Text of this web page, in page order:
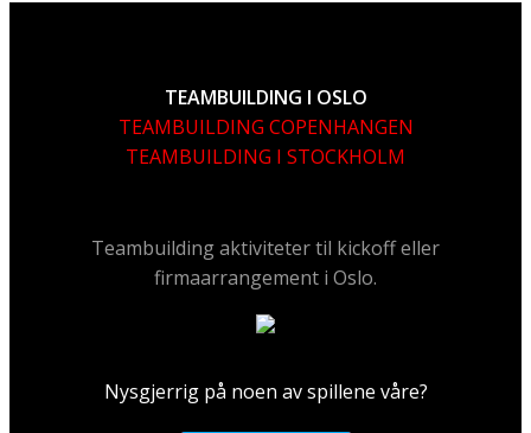
TEAMBUILDING I OSLO
TEAMBUILDING COPENHANGEN
TEAMBUILDING I STOCKHOLM
Teambuilding aktiviteter til kickoff eller
firmaarrangement i Oslo.
Nysgjerrig på noen av spillene våre?